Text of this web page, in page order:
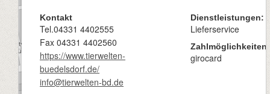
Kontakt
Tel.04331 4402555
Fax 04331 4402560
https://www.tierwelten-
buedelsdorf.de/
info@tierwelten-bd.de
Dienstleistungen:
Lieferservice
Zahlmöglichkeiten:
girocard